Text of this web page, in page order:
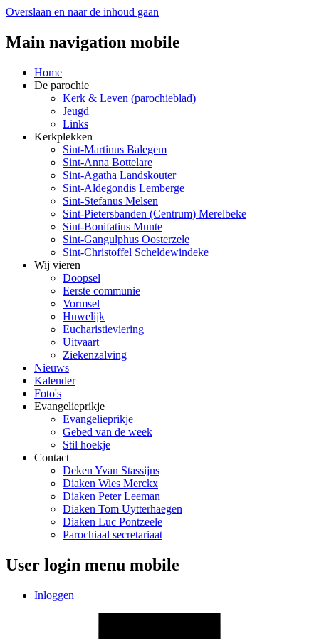
Overslaan en naar de inhoud gaan
Main navigation mobile
Home
De parochie
Kerk & Leven (parochieblad)
Jeugd
Links
Kerkplekken
Sint-Martinus Balegem
Sint-Anna Bottelare
Sint-Agatha Landskouter
Sint-Aldegondis Lemberge
Sint-Stefanus Melsen
Sint-Pietersbanden (Centrum) Merelbeke
Sint-Bonifatius Munte
Sint-Gangulphus Oosterzele
Sint-Christoffel Scheldewindeke
Wij vieren
Doopsel
Eerste communie
Vormsel
Huwelijk
Eucharistieviering
Uitvaart
Ziekenzalving
Nieuws
Kalender
Foto's
Evangelieprikje
Evangelieprikje
Gebed van de week
Stil hoekje
Contact
Deken Yvan Stassijns
Diaken Wies Merckx
Diaken Peter Leeman
Diaken Tom Uytterhaegen
Diaken Luc Pontzeele
Parochiaal secretariaat
User login menu mobile
Inloggen